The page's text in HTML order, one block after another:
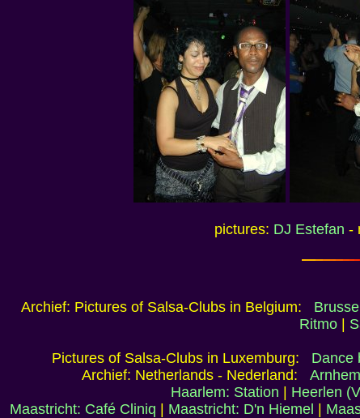
pictures: DJ Estefan -
Archief: Pictures of Salsa-Clubs in Belgium:
Ritmo|
Pictures of Salsa-Clubs in Luxemburg: Dance
Archief: Netherlands - Nederland:
Haarlem: Station
Heerlen
Maastricht: Café Cliniq
Maastricht: D'n Hiemel